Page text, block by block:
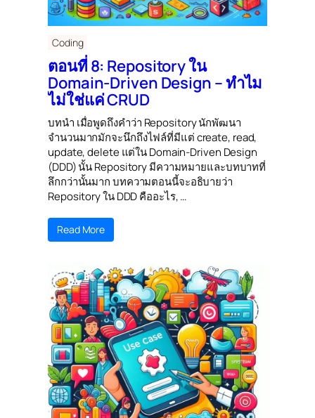
Coding
ตอนที่ 8: Repository ใน
Domain-Driven Design – ทำไม
ไม่ใช่แค่ CRUD
บทนำ เมื่อพูดถึงคำว่า Repository นักพัฒนา
จำนวนมากมักจะนึกถึงไฟล์ที่มีแต่ create, read,
update, delete แต่ใน Domain-Driven Design
(DDD) นั้น Repository มีความหมายและบทบาทที่
ลึกกว่านั้นมาก บทความตอนนี้จะอธิบายว่า
Repository ใน DDD คืออะไร, …
Read More